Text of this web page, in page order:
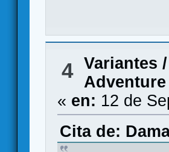
4 Variantes /
« en: 12 de
Cita de: